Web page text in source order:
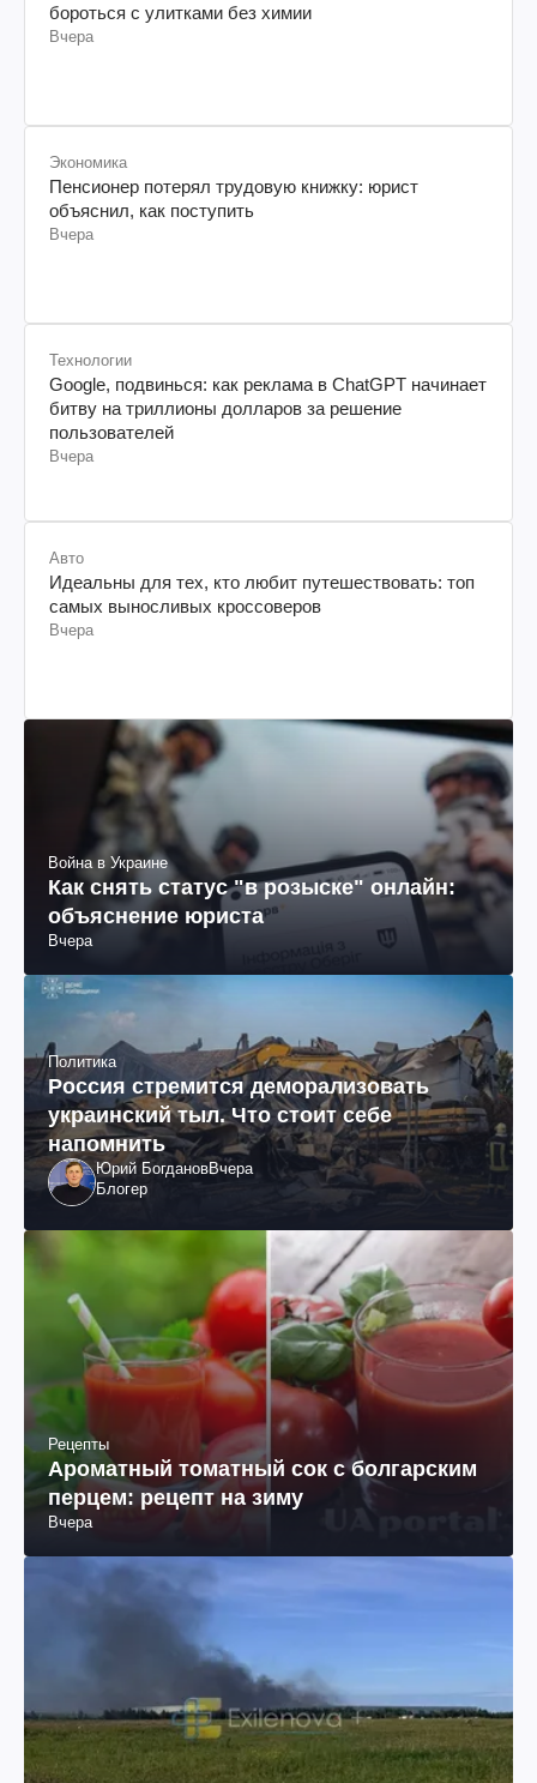
бороться с улитками без химии
Вчера
Экономика
Пенсионер потерял трудовую книжку: юрист
объяснил, как поступить
Вчера
Технологии
Google, подвинься: как реклама в ChatGPT начинает
битву на триллионы долларов за решение
пользователей
Вчера
Авто
Идеальны для тех, кто любит путешествовать: топ
самых выносливых кроссоверов
Вчера
Война в Украине
Как снять статус "в розыске" онлайн:
объяснение юриста
Вчера
Политика
Россия стремится деморализовать
украинский тыл. Что стоит себе
напомнить
Юрий БогдановВчера
Блогер
Рецепты
Ароматный томатный сок с болгарским
перцем: рецепт на зиму
Вчера